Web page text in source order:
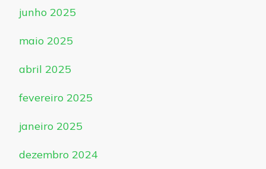
junho 2025
maio 2025
abril 2025
fevereiro 2025
janeiro 2025
dezembro 2024